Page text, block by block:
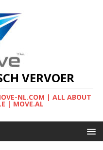
VERVOER
NL.COM | ALL ABOUT
| MOVE.AL